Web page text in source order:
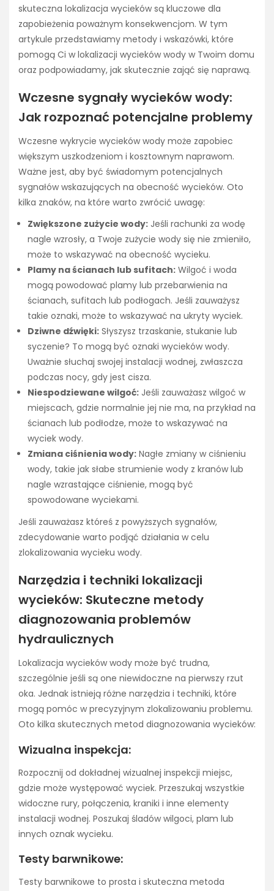
skuteczna lokalizacja wycieków są kluczowe dla
zapobieżenia poważnym konsekwencjom. W tym
artykule przedstawiamy metody i wskazówki, które
pomogą Ci w lokalizacji wycieków wody w Twoim domu
oraz podpowiadamy, jak skutecznie zająć się naprawą.
Wczesne sygnały wycieków wody:
Jak rozpoznać potencjalne problemy
Wczesne wykrycie wycieków wody może zapobiec
większym uszkodzeniom i kosztownym naprawom.
Ważne jest, aby być świadomym potencjalnych
sygnałów wskazujących na obecność wycieków. Oto
kilka znaków, na które warto zwrócić uwagę:
Zwiększone zużycie wody: Jeśli rachunki za wodę
nagle wzrosły, a Twoje zużycie wody się nie zmieniło,
może to wskazywać na obecność wycieku.
Plamy na ścianach lub sufitach: Wilgoć i woda
mogą powodować plamy lub przebarwienia na
ścianach, sufitach lub podłogach. Jeśli zauważysz
takie oznaki, może to wskazywać na ukryty wyciek.
Dziwne dźwięki: Słyszysz trzaskanie, stukanie lub
syczenie? To mogą być oznaki wycieków wody.
Uważnie słuchaj swojej instalacji wodnej, zwłaszcza
podczas nocy, gdy jest cisza.
Niespodziewane wilgoć: Jeśli zauważasz wilgoć w
miejscach, gdzie normalnie jej nie ma, na przykład na
ścianach lub podłodze, może to wskazywać na
wyciek wody.
Zmiana ciśnienia wody: Nagłe zmiany w ciśnieniu
wody, takie jak słabe strumienie wody z kranów lub
nagle wzrastające ciśnienie, mogą być
spowodowane wyciekami.
Jeśli zauważasz któreś z powyższych sygnałów,
zdecydowanie warto podjąć działania w celu
zlokalizowania wycieku wody.
Narzędzia i techniki lokalizacji
wycieków: Skuteczne metody
diagnozowania problemów
hydraulicznych
Lokalizacja wycieków wody może być trudna,
szczególnie jeśli są one niewidoczne na pierwszy rzut
oka. Jednak istnieją różne narzędzia i techniki, które
mogą pomóc w precyzyjnym zlokalizowaniu problemu.
Oto kilka skutecznych metod diagnozowania wycieków:
Wizualna inspekcja:
Rozpocznij od dokładnej wizualnej inspekcji miejsc,
gdzie może występować wyciek. Przeszukaj wszystkie
widoczne rury, połączenia, kraniki i inne elementy
instalacji wodnej. Poszukaj śladów wilgoci, plam lub
innych oznak wycieku.
Testy barwnikowe:
Testy barwnikowe to prosta i skuteczna metoda